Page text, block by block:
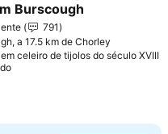
aos favoritos
Burscough
791
a 17.5 km de Chorley
celeiro de tijolos do século XVIII